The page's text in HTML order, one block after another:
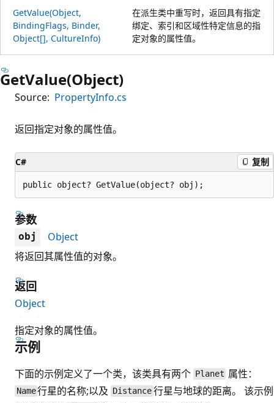
GetValue(Object,
BindingFlags, Binder,
Object[], CultureInfo)
在派生类中重写时，返回具有指定
绑定、索引和区域性特定信息的指
定对象的属性值。
GetValue(Object)
Source: PropertyInfo.cs
返回指定对象的属性值。
C# 复制
public object? GetValue(object? obj);
参数
obj
Object
将返回其属性值的对象。
返回
Object
指定对象的属性值。
示例
下面的示例定义了一个类，该类具有两个 Planet 属性：
Name行星的名称;以及 Distance行星与地球的距离。 该示例